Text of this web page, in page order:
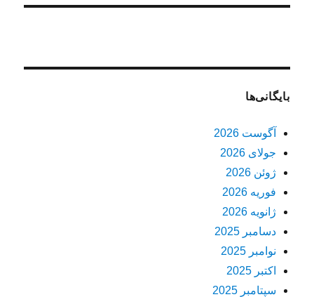
بایگانی‌ها
آگوست 2026
جولای 2026
ژوئن 2026
فوریه 2026
ژانویه 2026
دسامبر 2025
نوامبر 2025
اکتبر 2025
سپتامبر 2025